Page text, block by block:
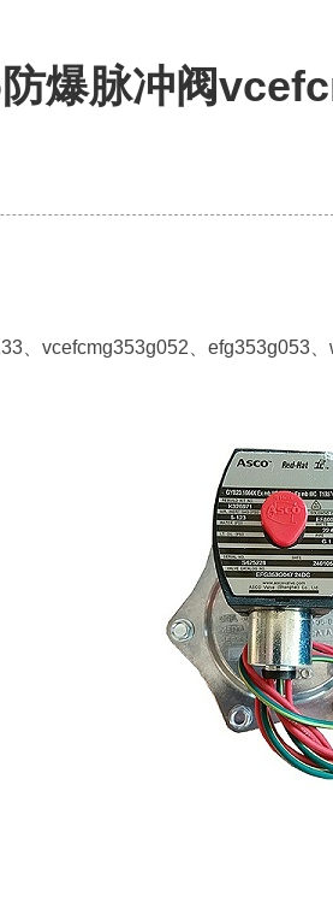
爆脉冲阀
、vcefcmg353g052、efg353g053